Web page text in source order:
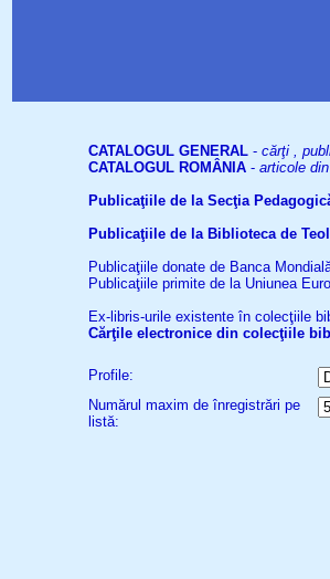
CATALOGUL GENERAL - cărţi ,
CATALOGUL ROMÂNIA - articole
Publicaţiile de la Secţia
Publicaţiile de la Biblioteca de
Publicaţiile donate de Banca
Publicaţiile primite de la Uniunea
Ex-libris-urile existente în colecţiile
Cărţile electronice din colecţiile
Profile:
Numărul maxim de înregistrări pe
listă: